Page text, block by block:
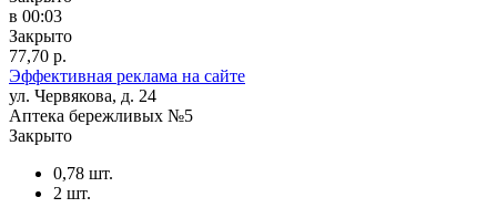
в 00:03
Закрыто
77,70 р.
Эффективная реклама на сайте
ул. Червякова, д. 24
Аптека бережливых №5
Закрыто
0,78 шт.
2 шт.